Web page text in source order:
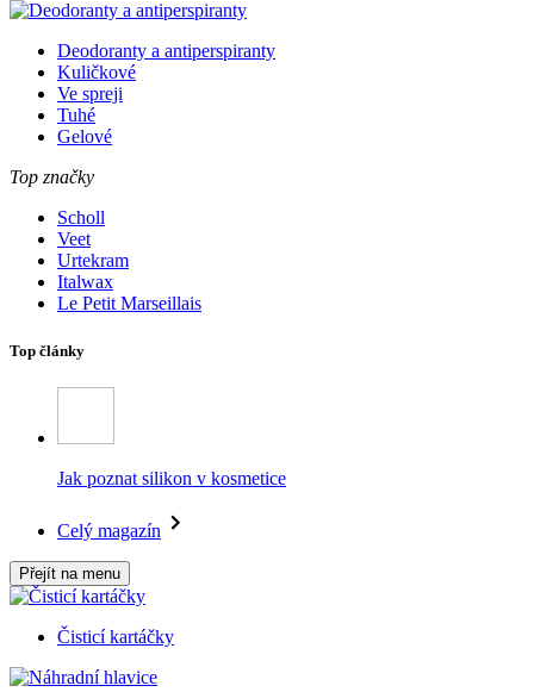
Deodoranty a antiperspiranty
Kuličkové
Ve spreji
Tuhé
Gelové
Top značky
Scholl
Veet
Urtekram
Italwax
Le Petit Marseillais
Top články
Jak poznat silikon v kosmetice
Celý magazín
Přejít na menu
Čisticí kartáčky